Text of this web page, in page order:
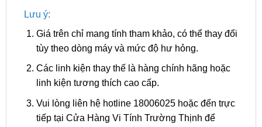
Lưu ý:
Giá trên chỉ mang tính tham khảo, có thể thay đổi
tùy theo dòng máy và mức độ hư hỏng.
Các linh kiện thay thế là hàng chính hãng hoặc
linh kiện tương thích cao cấp.
Vui lòng liên hệ hotline 18006025 hoặc đến trực
tiếp tại Cửa Hàng Vi Tính Trường Thịnh để